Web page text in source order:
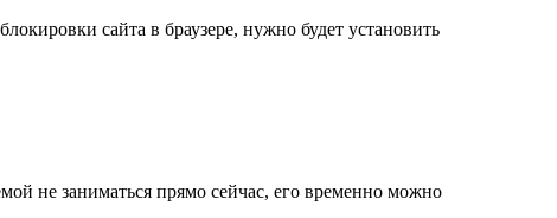
сайта в браузере, нужно будет установить
не заниматься прямо сейчас, его временно можно